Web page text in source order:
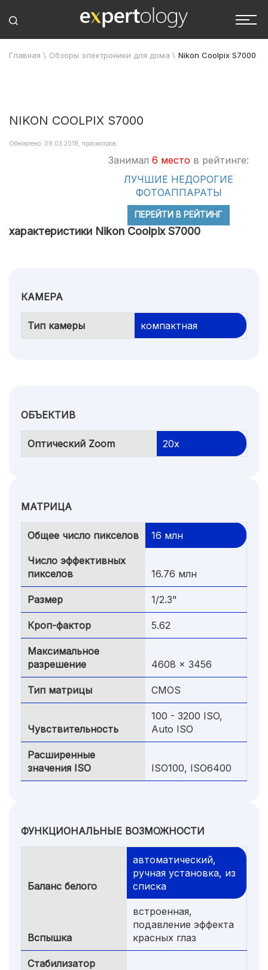
Главная \ Обзоры электроники для дома \ Nikon Coolpix S7000
NIKON COOLPIX S7000
Обновлено: 09.03.2018, просмотров:
Занимал 6 место в рейтинге:
ЛУЧШИЕ НЕДОРОГИЕ
ФОТОАППАРАТЫ
ПЕРЕЙТИ В РЕЙТИНГ
характеристики Nikon Coolpix S7000
КАМЕРА
Тип камеры компактная
ОБЪЕКТИВ
Оптический Zoom 20x
МАТРИЦА
Общее число пикселов 16 млн
Число эффективных
пикселов
16.76 млн
Размер 1/2.3"
Кроп-фактор 5.62
Максимальное
разрешение
4608 x 3456
Тип матрицы CMOS
Чувствительность
100 - 3200 ISO,
Auto ISO
Расширенные
значения ISO
ISO100, ISO6400
ФУНКЦИОНАЛЬНЫЕ ВОЗМОЖНОСТИ
Баланс белого
автоматический,
ручная установка, из
списка
Вспышка
встроенная,
подавление эффекта
красных глаз
Стабилизатор